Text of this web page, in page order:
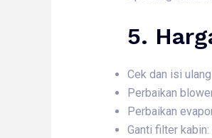
5.
Cek dan isi
Perbaikan
Perbaikan
Ganti filter